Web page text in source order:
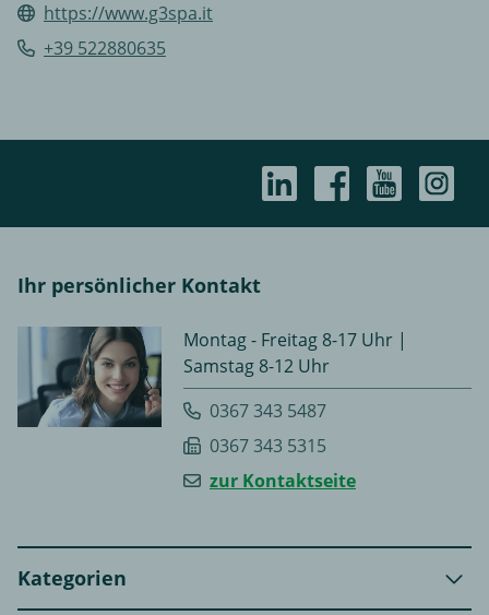
https://www.g3spa.it
+39 522880635
Ihr persönlicher Kontakt
Montag - Freitag 8-17 Uhr |
Samstag 8-12 Uhr
0367 343 5487
0367 343 5315
zur Kontaktseite
Kategorien